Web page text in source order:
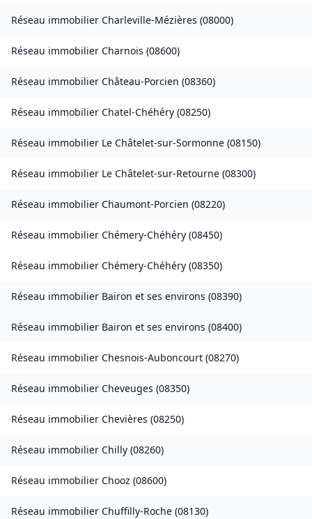
Réseau immobilier Charleville-Mézières (08000)
Réseau immobilier Charnois (08600)
Réseau immobilier Château-Porcien (08360)
Réseau immobilier Chatel-Chéhéry (08250)
Réseau immobilier Le Châtelet-sur-Sormonne (08150)
Réseau immobilier Le Châtelet-sur-Retourne (08300)
Réseau immobilier Chaumont-Porcien (08220)
Réseau immobilier Chémery-Chéhéry (08450)
Réseau immobilier Chémery-Chéhéry (08350)
Réseau immobilier Bairon et ses environs (08390)
Réseau immobilier Bairon et ses environs (08400)
Réseau immobilier Chesnois-Auboncourt (08270)
Réseau immobilier Cheveuges (08350)
Réseau immobilier Chevières (08250)
Réseau immobilier Chilly (08260)
Réseau immobilier Chooz (08600)
Réseau immobilier Chuffilly-Roche (08130)